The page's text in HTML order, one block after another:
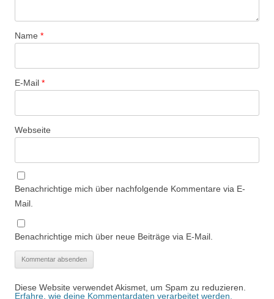
Name *
E-Mail *
Webseite
Benachrichtige mich über nachfolgende Kommentare via E-
Mail.
Benachrichtige mich über neue Beiträge via E-Mail.
Diese Website verwendet Akismet, um Spam zu reduzieren.
Erfahre, wie deine Kommentardaten verarbeitet werden.